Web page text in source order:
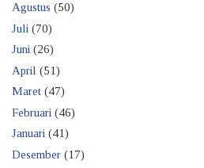
Agustus (50)
Juli (70)
Juni (26)
April (51)
Maret (47)
Februari (46)
Januari (41)
Desember (17)